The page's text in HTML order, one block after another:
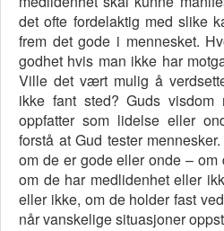
det ofte fordelaktig med slike
frem det gode i mennesket.
godhet hvis man ikke har
Ville det vært mulig å
ikke fant sted? Guds
oppfatter som lidelse eller
forstå at Gud tester
om de er gode eller onde –
om de har medlidenhet eller
eller ikke, om de holder fast
når vanskelige situasjoner